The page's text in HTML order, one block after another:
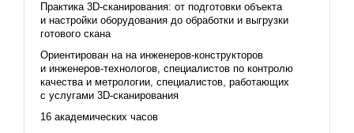
Практика 3D‑сканирования: от подготовки объекта
и настройки оборудования до обработки и выгрузки
готового скана
Ориентирован на на инженеров‑конструкторов
и инженеров‑технологов, специалистов по контролю
качества и метрологии, специалистов, работающих
с услугами 3D‑сканирования
16 академических часов